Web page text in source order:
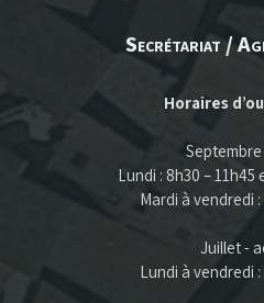
Secrétariat /
Horaires
Septembre
Lundi : 8h30 – 11h45
Mardi à vendredi :
Juillet -
Lundi à vendredi :